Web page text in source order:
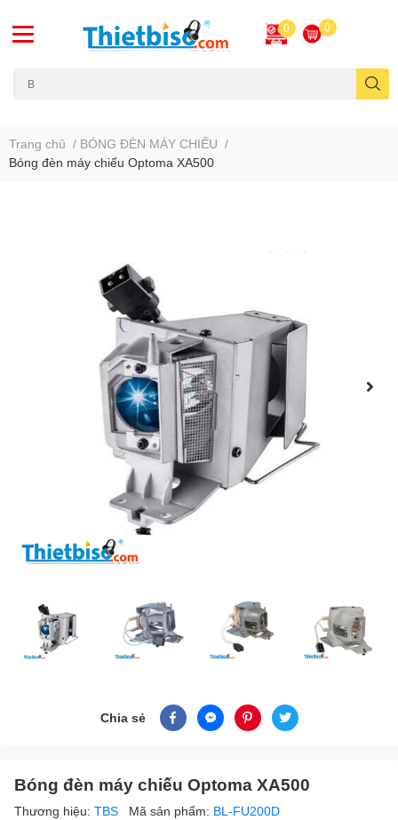
0 0
Trang chủ / BÓNG ĐÈN MÁY CHIẾU /
Bóng đèn máy chiếu Optoma XA500
Chia sẻ
Bóng đèn máy chiếu Optoma XA500
Thương hiệu: TBS Mã sản phẩm: BL-FU200D